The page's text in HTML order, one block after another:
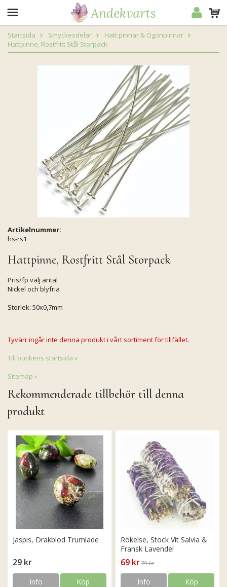
Startsida Smyckesdelar
Hatt pinnar & Ögonpinnar
Hattpinne, Rostfritt Stål Storpack
Artikelnummer:
hs-rs1
Hattpinne, Rostfritt Stål Storpack
Pris/fp välj antal
Nickel och blyfria
Storlek: 50x0,7mm
Tyvärr ingår inte denna produkt i vårt sortiment för tillfället.
Till butikens startsida »
Sitemap »
Rekommenderade tillbehör till denna
produkt
Jaspis, Drakblod Trumlade
29 kr
Info Köp
Rökelse, Stock Vit Salvia &
Fransk Lavendel
69 kr 79 kr
Info Köp